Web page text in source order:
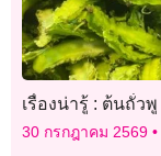
เรื่องน่ารู้ : ต้นถั่วพู
30 กรกฎาคม 2569